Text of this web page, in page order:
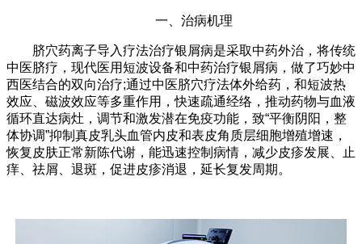
一、治病机理
脐穴药离子导入疗法治疗银屑病是采取中药外治，将传统
中医脐疗，现代医用短波设备和中药治疗银屑病，做了巧妙中
西医结合的双向治疗;通过中医脐穴疗法体外给药，和短波热
效应、磁波效应等多重作用，快速疏通经络，推动药物与血液
循环直达病灶，调节和激发潜在免疫功能，致“平衡阴阳，整
体协调”抑制真皮乳头血管内皮和表皮角质层细胞增殖增速，
恢复皮肤正常新陈代谢，能迅速控制病情，减少皮疹发展、止
痒、祛屑、退斑，促进皮疹消退，延长复发周期。